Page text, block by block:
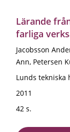
Lärande
farliga
Jacobsson
Ann, Petersen
Lunds tekniska
2011
42 s.